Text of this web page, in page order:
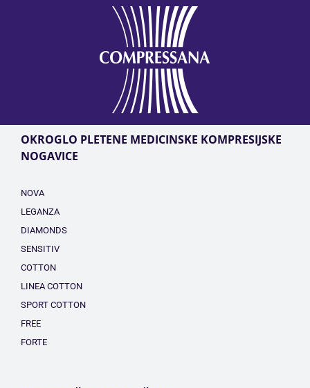
OKROGLO PLETENE MEDICINSKE KOMPRESIJSKE
NOGAVICE
NOVA
LEGANZA
DIAMONDS
SENSITIV
COTTON
LINEA COTTON
SPORT COTTON
FREE
FORTE